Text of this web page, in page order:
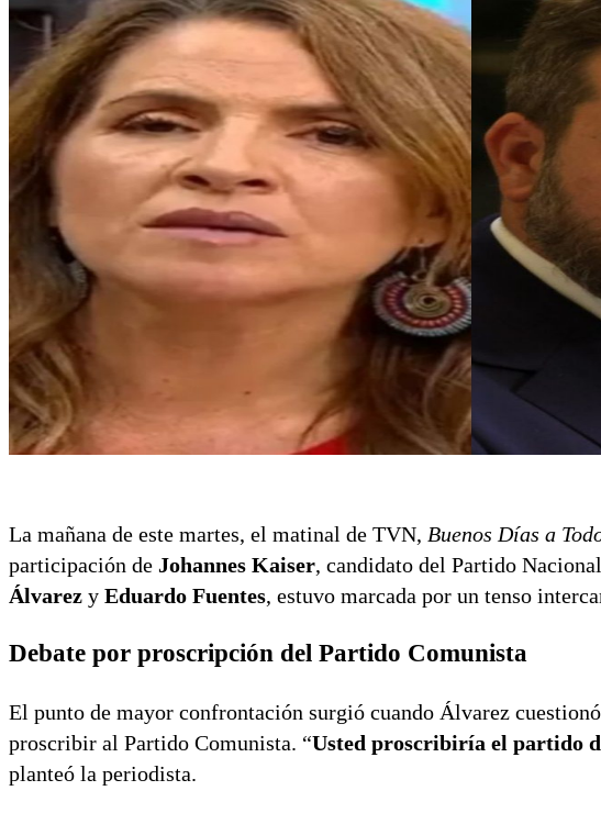
La mañana de este martes, el matinal de TVN, Buenos Días a
participación de Johannes Kaiser, candidato del Partido
Álvarez y Eduardo Fuentes, estuvo marcada por un tenso
Debate por proscripción del Partido Comunista
El punto de mayor confrontación surgió cuando Álvarez
proscribir al Partido Comunista. “Usted proscribiría el partido
planteó la periodista.